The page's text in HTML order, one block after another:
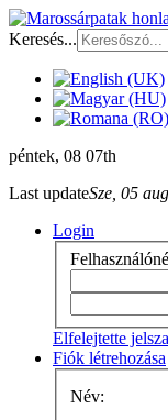
Keresés...
péntek, 08 07th
Last updateSze, 05
Login
Elfelejtette
Fiók létrehozása
Név: